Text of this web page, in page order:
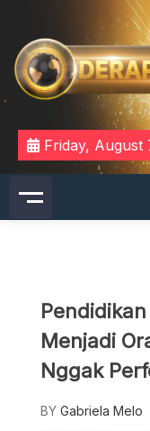
content
Friday, August
Menjadi
Nggak
BY Gabriela Melo